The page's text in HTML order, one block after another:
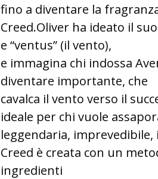
fino a diventare la
Creed.Oliver ha ideato il
e “ventus” (il vento),
e immagina chi indossa
diventare importante, che
cavalca il vento verso il
ideale per chi vuole
leggendaria,
Creed è creata con un
ingredienti